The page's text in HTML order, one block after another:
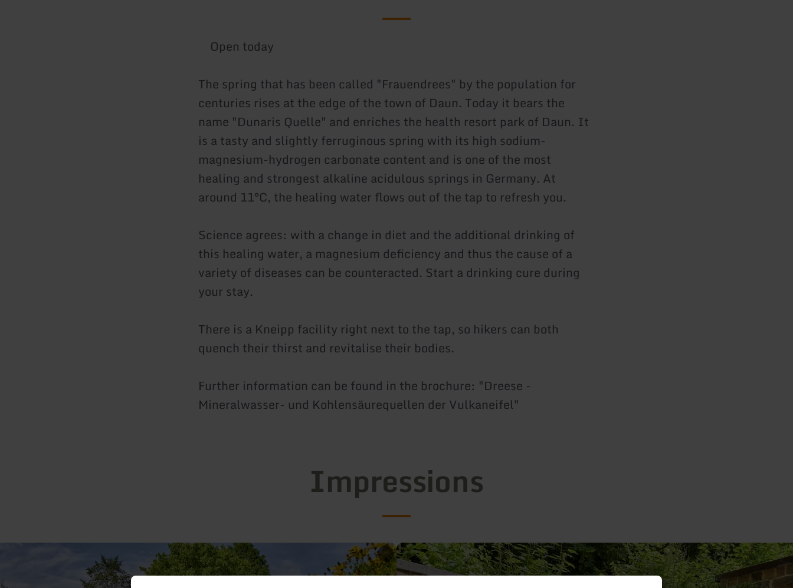
Open today
The spring that has been called "Frauendrees" by the population for
centuries rises at the edge of the town of Daun. Today it bears the
name "Dunaris Quelle" and enriches the health resort park of Daun. It
is a tasty and slightly ferruginous spring with its high sodium-
magnesium-hydrogen carbonate content and is one of the most
healing and strongest alkaline acidulous springs in Germany. At
around 11°C, the healing water flows out of the tap to refresh you.
Science agrees: with a change in diet and the additional drinking of
this healing water, a magnesium deficiency and thus the cause of a
variety of diseases can be counteracted. Start a drinking cure during
your stay.
There is a Kneipp facility right next to the tap, so hikers can both
quench their thirst and revitalise their bodies.
Further information can be found in the brochure: "Dreese -
Mineralwasser- und Kohlensäurequellen der Vulkaneifel"
Impressions